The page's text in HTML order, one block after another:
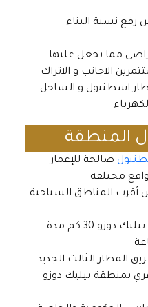
رفع نسبة البناء
مما يجعل عليها
الاجانب و الاتراك
اسطنبول و الساحل
المنطقة
صالحة للإعمار
مختلفة
أقرب المناطق السياحية
تبعد سليفري عن منطقة بيليك دوزو 30 كم مدة
المطار الثالث الجديد
بمنطقة بيليك دوزو